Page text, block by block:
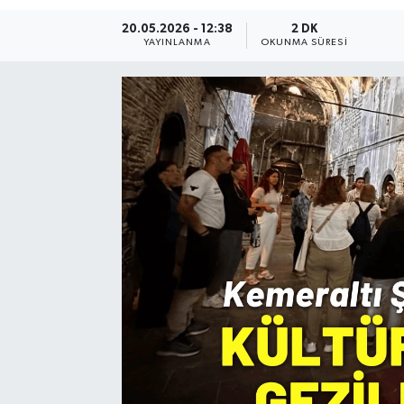
20.05.2026 - 12:38
YAYINLANMA
2 DK
OKUNMA SÜRESI
Resmi Reklam
Röportajlar